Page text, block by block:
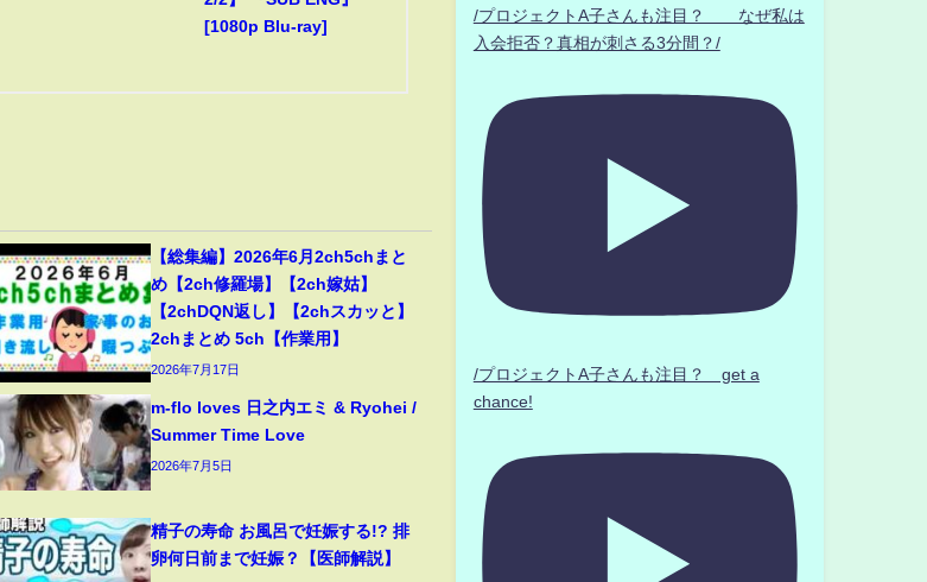
[1080p Blu-ray]
【総集編】2026年6月2ch5chまと
め【2ch修羅場】【2ch嫁姑】
【2chDQN返し】【2chスカッと】
2chまとめ 5ch【作業用】
2026年7月17日
m-flo loves 日之内エミ & Ryohei /
Summer Time Love
2026年7月5日
精子の寿命 お風呂で妊娠する!? 排
卵何日前まで妊娠？【医師解説】
/プロジェクトA子さんも注目？ なぜ私は
入会拒否？真相が刺さる3分間？/
/プロジェクトA子さんも注目？ get a
chance!